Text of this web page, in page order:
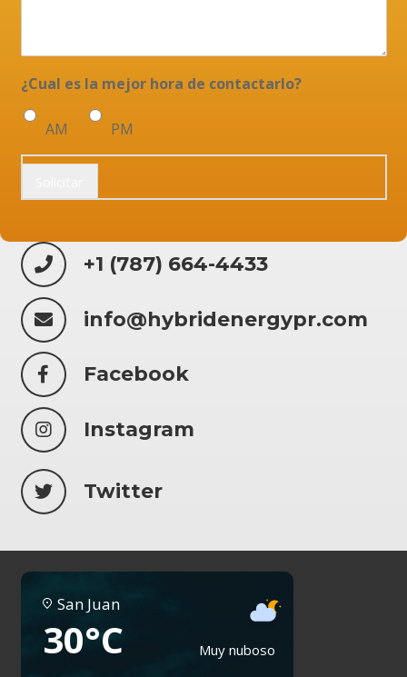
¿Cual es la mejor hora de contactarlo?
AM PM
+1 (787) 664-4433
info@hybridenergypr.com
Facebook
Instagram
Twitter
San Juan
30°C Muy nuboso